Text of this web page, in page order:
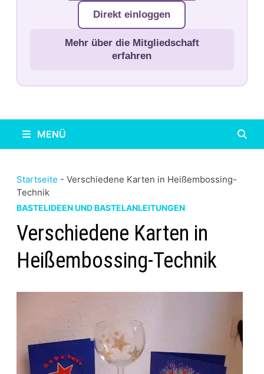
Direkt einloggen
Mehr über die Mitgliedschaft
erfahren
MENÜ
Startseite - Verschiedene Karten in Heißembossing-
Technik
BASTELIDEEN UND BASTELANLEITUNGEN
Verschiedene Karten in
Heißembossing-Technik